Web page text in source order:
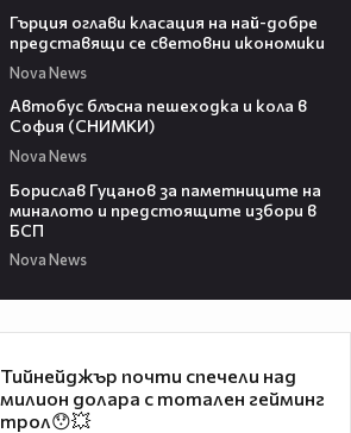
Гърция оглави класация на най-добре
представящи се световни икономики
Nova News
Автобус блъсна пешеходка и кола в
София (СНИМКИ)
Nova News
Борислав Гуцанов за паметниците на
миналото и предстоящите избори в
БСП
Nova News
Тийнейджър почти спечели над
милион долара с тотален гейминг
трол😯💥